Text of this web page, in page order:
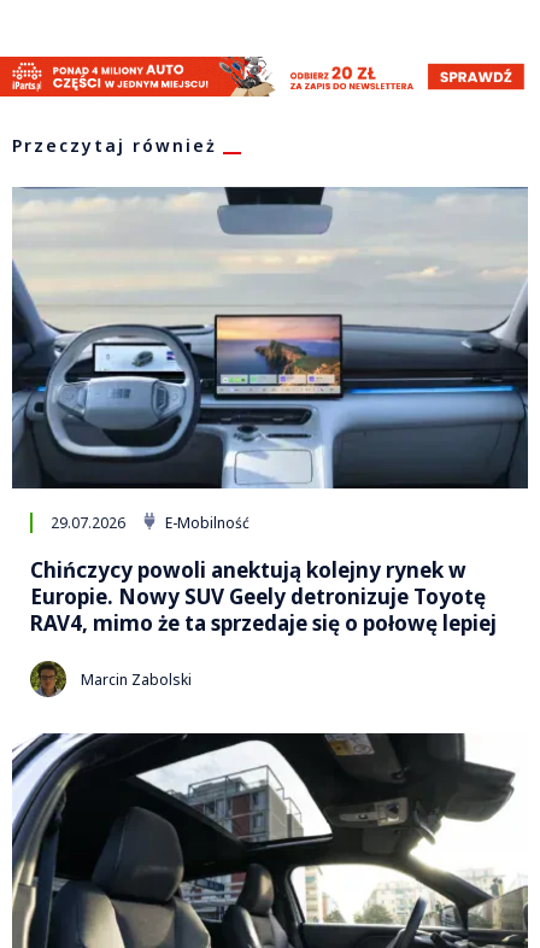
Przeczytaj również
29.07.2026 E-Mobilność
Chińczycy powoli anektują kolejny rynek w
Europie. Nowy SUV Geely detronizuje Toyotę
RAV4, mimo że ta sprzedaje się o połowę lepiej
Marcin Zabolski